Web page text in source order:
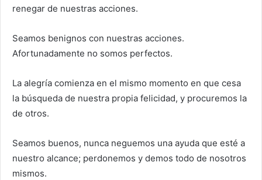
renegar de nuestras acciones.
Seamos benignos con nuestras acciones.
Afortunadamente no somos perfectos.
La alegría comienza en el mismo momento en que cesa
la búsqueda de nuestra propia felicidad, y procuremos la
de otros.
Seamos buenos, nunca neguemos una ayuda que esté a
nuestro alcance; perdonemos y demos todo de nosotros
mismos.